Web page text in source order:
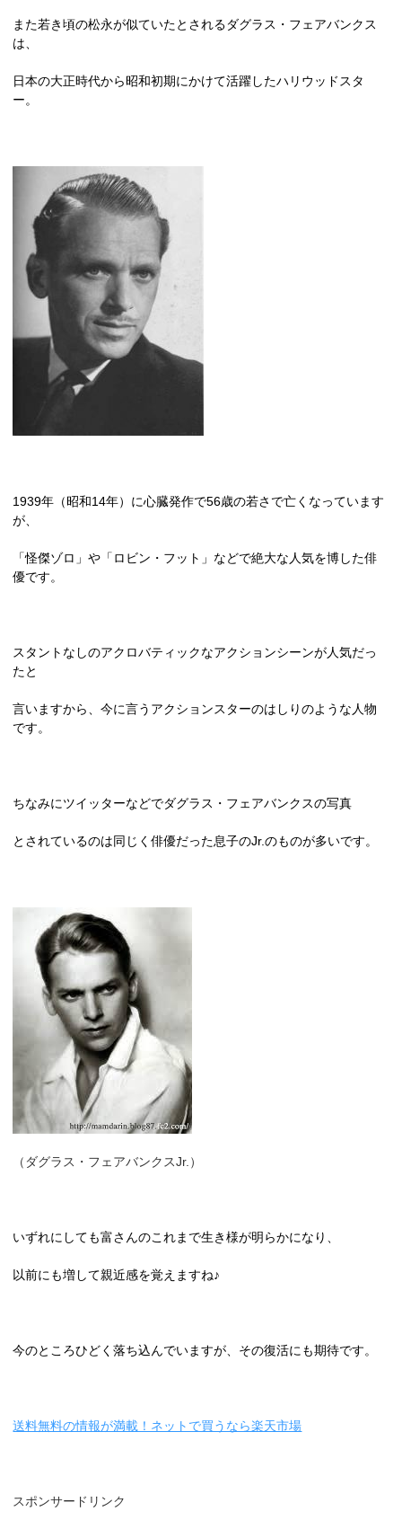
また若き頃の松永が似ていたとされるダグラス・フェアバンクス
は、
日本の大正時代から昭和初期にかけて活躍したハリウッドスタ
ー。
1939年（昭和14年）に心臓発作で56歳の若さで亡くなっています
が、
「怪傑ゾロ」や「ロビン・フット」などで絶大な人気を博した俳
優です。
スタントなしのアクロバティックなアクションシーンが人気だっ
たと
言いますから、今に言うアクションスターのはしりのような人物
です。
ちなみにツイッターなどでダグラス・フェアバンクスの写真
とされているのは同じく俳優だった息子のJr.のものが多いです。
（ダグラス・フェアバンクスJr.）
いずれにしても富さんのこれまで生き様が明らかになり、
以前にも増して親近感を覚えますね♪
今のところひどく落ち込んでいますが、その復活にも期待です。
送料無料の情報が満載！ネットで買うなら楽天市場
スポンサードリンク